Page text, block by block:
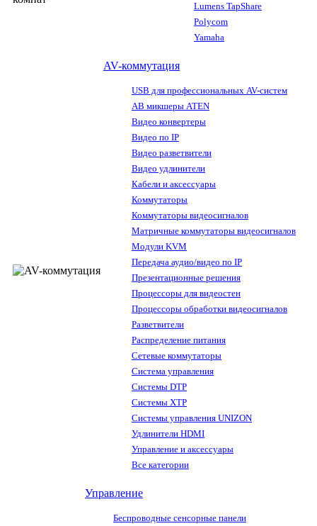
Lumens TapShare
Polycom
Yamaha
AV-коммутация
USB для профессиональных AV-систем
АВ микшеры ATEN
Видео конвертеры
Видео по IP
Видео разветвители
Видео удлинители
Кабели и аксессуары
Коммутаторы
Коммутаторы видеосигналов
Матричные коммутаторы видеосигналов
Модули KVM
Передача аудио/видео по IP
Презентационные решения
Процессоры для видеостен
Процессоры обработки видеосигналов
Разветвители
Распределение питания
Сетевые коммутаторы
Система управления
Системы DTP
Системы XTP
Системы управления UNIZON
Удлинители HDMI
Управление и аксессуары
Все категории
Управление
Беспроводные сенсорные панели